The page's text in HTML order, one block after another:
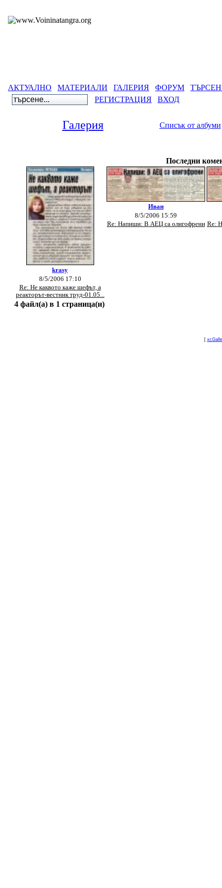
АКТУАЛНО МАТЕРИАЛИ ГАЛЕРИЯ ФОРУМ
РЕГИСТРАЦИЯ
ВХОД
Галерия Списък от албуми
Последни
krasy
8/5/2006 17:10
Re: Не каквото каже шефът, а
реакторът-вестник труд-01.05...
Иван
8/5/2006 15:59
Re: Напиши: В АЕЦ са олигофрени Re:
4 файл(а) в 1 страница(и)
[